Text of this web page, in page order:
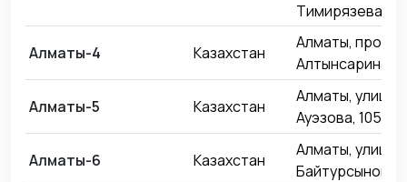
Тимирязева,
Алматы-4 Казахстан
Алматы,
Алтынсарина,
Алматы-5 Казахстан
Алматы, улица
Ауэзова, 105
Алматы-6 Казахстан
Алматы, улица
Байтурсынова,